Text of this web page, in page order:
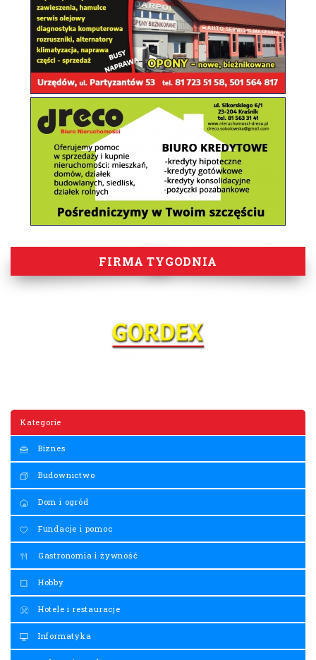
FIRMA TYGODNIA
Kategorie
Biznes
Budownictwo
Dom i ogród
Fundacje i pomoc
Gastronomia i żywność
Hobby
Hotele i restauracje
Informatyka